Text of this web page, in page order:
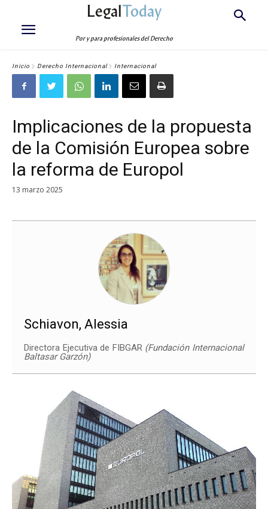
LegalToday
Por y para profesionales del Derecho
Inicio Derecho Internacional Internacional
Implicaciones de la propuesta
de la Comisión Europea sobre
la reforma de Europol
13 marzo 2025
Schiavon, Alessia
Directora Ejecutiva de FIBGAR (Fundación Internacional
Baltasar Garzón)